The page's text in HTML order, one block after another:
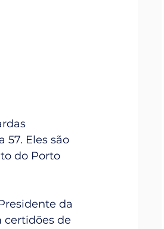
57. Eles são
do Porto
da
certidões de